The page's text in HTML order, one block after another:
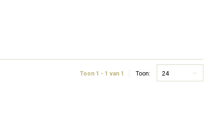
Toon 1 - 1 van 1 Toon: 24